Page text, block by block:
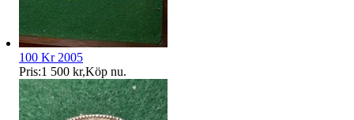
100 Kr 2005
Pris:1 500 kr,Köp nu.